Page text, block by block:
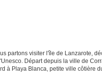
partons visiter l'île de Lanzarote,
Départ depuis la ville de
à Playa Blanca, petite ville côtière